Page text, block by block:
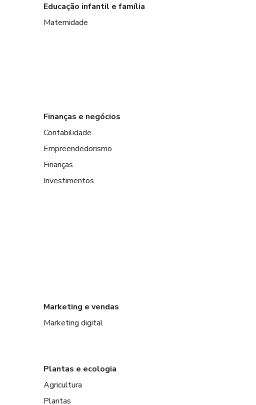
Educação infantil e família
Maternidade
Finanças e negócios
Contabilidade
Empreendedorismo
Finanças
Investimentos
Marketing e vendas
Marketing digital
Plantas e ecologia
Agricultura
Plantas